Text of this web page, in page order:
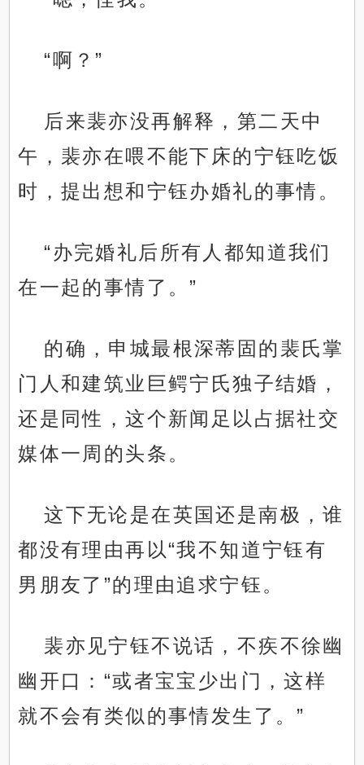
“啊？”
后来裴亦没再解释，第二天中
午，裴亦在喂不能下床的宁钰吃饭
时，提出想和宁钰办婚礼的事情。
“办完婚礼后所有人都知道我们
在一起的事情了。”
的确，申城最根深蒂固的裴氏掌
门人和建筑业巨鳄宁氏独子结婚，
还是同性，这个新闻足以占据社交
媒体一周的头条。
这下无论是在英国还是南极，谁
都没有理由再以“我不知道宁钰有
男朋友了”的理由追求宁钰。
裴亦见宁钰不说话，不疾不徐幽
幽开口：“或者宝宝少出门，这样
就不会有类似的事情发生了。”